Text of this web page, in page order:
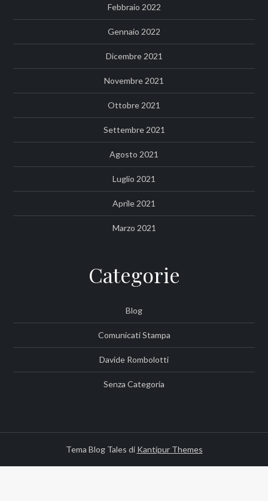
Febbraio 2022
Gennaio 2022
Dicembre 2021
Novembre 2021
Ottobre 2021
Settembre 2021
Agosto 2021
Luglio 2021
Aprile 2021
Marzo 2021
Categorie
Blog
Comunicati Stampa
Davide Rombolotti
Senza Categoria
Tema Blog Tales di Kantipur Themes